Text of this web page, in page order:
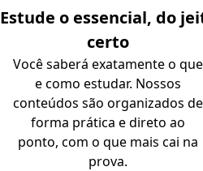
Estude o essencial, do
certo
Você saberá exatamente o que
e como estudar. Nossos
conteúdos são organizados de
forma prática e direto ao
ponto, com o que mais cai na
prova.